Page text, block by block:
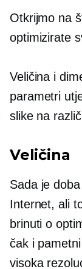
Otkrijmo na
optimizirate
Veličina i
parametri
slike na
Veličina
Sada je doba
Internet, ali
brinuti o
čak i
visoka